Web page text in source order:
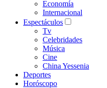
Economía
Internacional
Espectáculos
Tv
Celebridades
Música
Cine
China Yessenia
Deportes
Horóscopo